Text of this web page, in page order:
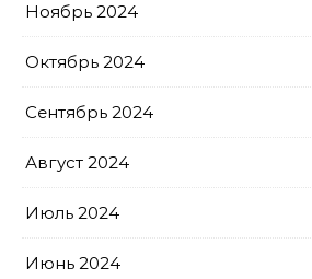
Ноябрь 2024
Октябрь 2024
Сентябрь 2024
Август 2024
Июль 2024
Июнь 2024